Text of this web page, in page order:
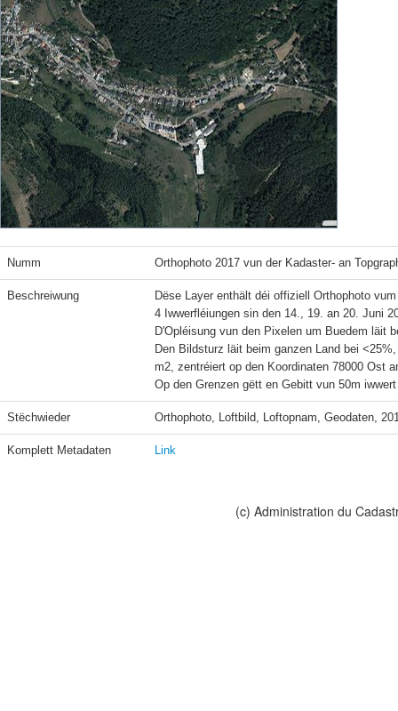
Numm Orthophoto 2017 vun der Kadaster- an
Beschreiwung
Dëse Layer enthält déi offiziell Orthophoto
4 Iwwerfléiungen sin den 14., 19. an 20. Juni
D'Opléisung vun den Pixelen um Buedem läit
Den Bildsturz läit beim ganzen Land bei
m2, zentréiert op den Koordinaten 78000 Ost
Stëchwieder Orthophoto, Loftbild, Loftopnam, Geodaten,
Komplett Metadaten Link
(c) Administration du